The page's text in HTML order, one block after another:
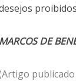
MARCOS DE